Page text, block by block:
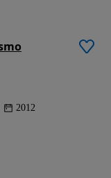
2012